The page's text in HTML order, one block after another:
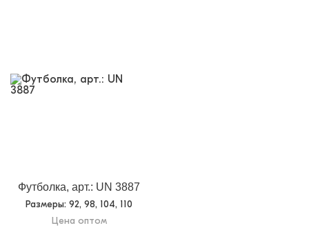
Футболка, арт.: UN 3887
Размеры: 92, 98, 104, 110
Цена оптом